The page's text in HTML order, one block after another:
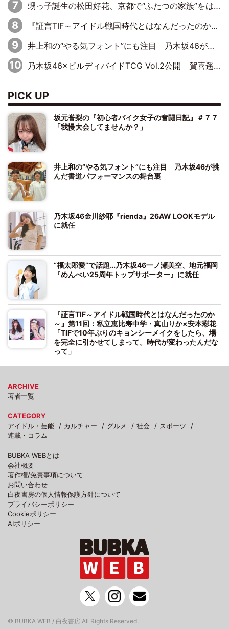
甥っ子誕生の松田好花、京都で“ふたつの家族”をはしご！ “母”黒谷友香に見送られ、“父”松岡昌宏とはハシゴ酒
『証言TIF～アイドル戦国時代とはなんだったのか～』第10回：さくら学院・武藤彩未×飯田らうら「正直、中3で辞めるというのを信じてなくて。そう言われてはいたけど、嘘でしょって」
井上和の“やる気フォント”にも注目 乃木坂46が挑んだ書道パフォーマンスの舞台裏
乃木坂46×ビルディバイドTCG Vol.2公開 賀喜遥香＆田村真佑が『京まふ』ステージに登壇
PICK UP
坂元誉梨の『初心者バイク女子の奮闘日記』＃７７
「我慢大会してませんか？」
井上和の“やる気フォント”にも注目 乃木坂46が挑
んだ書道パフォーマンスの舞台裏
乃木坂46金川紗耶『rienda』26AW LOOKモデル
に就任
“福太郎愛”で話題…乃木坂46一ノ瀬美空、地元福岡
『めんべい25周年トップサポーター』に就任
『証言TIF～アイドル戦国時代とはなんだったのか
～』第11回：私立恵比寿中学・真山りか×安本彩花
「TIFで10年ぶりのキョンシーメイクをしたら、場
を完全に引かせてしまって。時代が変わったんだな
って」
ARCHIVE
著者一覧
CATEGORY
アイドル・芸能
カルチャー グルメ 社会
スポーツ
連載・コラム
BUBKA WEBとは
会社概要
著作権/免責事項について
お問い合わせ
白夜書房の個人情報保護方針について
プライバシーポリシー
Cookieポリシー
AIポリシー
© BUBKA WEB / 白夜書房 All Rights Reserved.